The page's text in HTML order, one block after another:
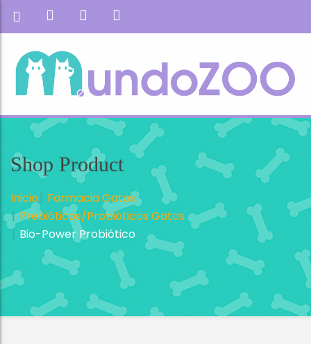
Shop Product
Inicio
Farmacia Gatos
Prebióticos/Probióticos Gatos
Bio-Power Probiótico